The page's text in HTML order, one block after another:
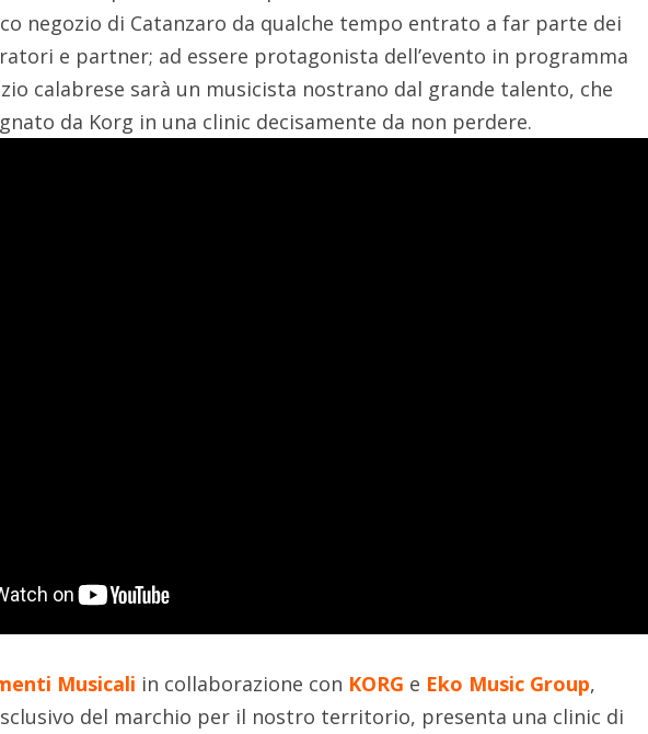
negozio di Catanzaro da qualche tempo entrato a far parte dei
e partner; ad essere protagonista dell’evento in programma
calabrese sarà un musicista nostrano dal grande talento, che
da Korg in una clinic decisamente da non perdere.
Musicali in collaborazione con KORG e Eko Music Group,
del marchio per il nostro territorio, presenta una clinic di